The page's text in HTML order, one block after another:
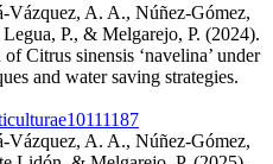
Vázquez, A. A., Núñez-Gómez,
P., & Melgarejo, P. (2024).
Citrus sinensis ‘navelina’ under
and water saving strategies.
Vázquez, A. A., Núñez-Gómez,